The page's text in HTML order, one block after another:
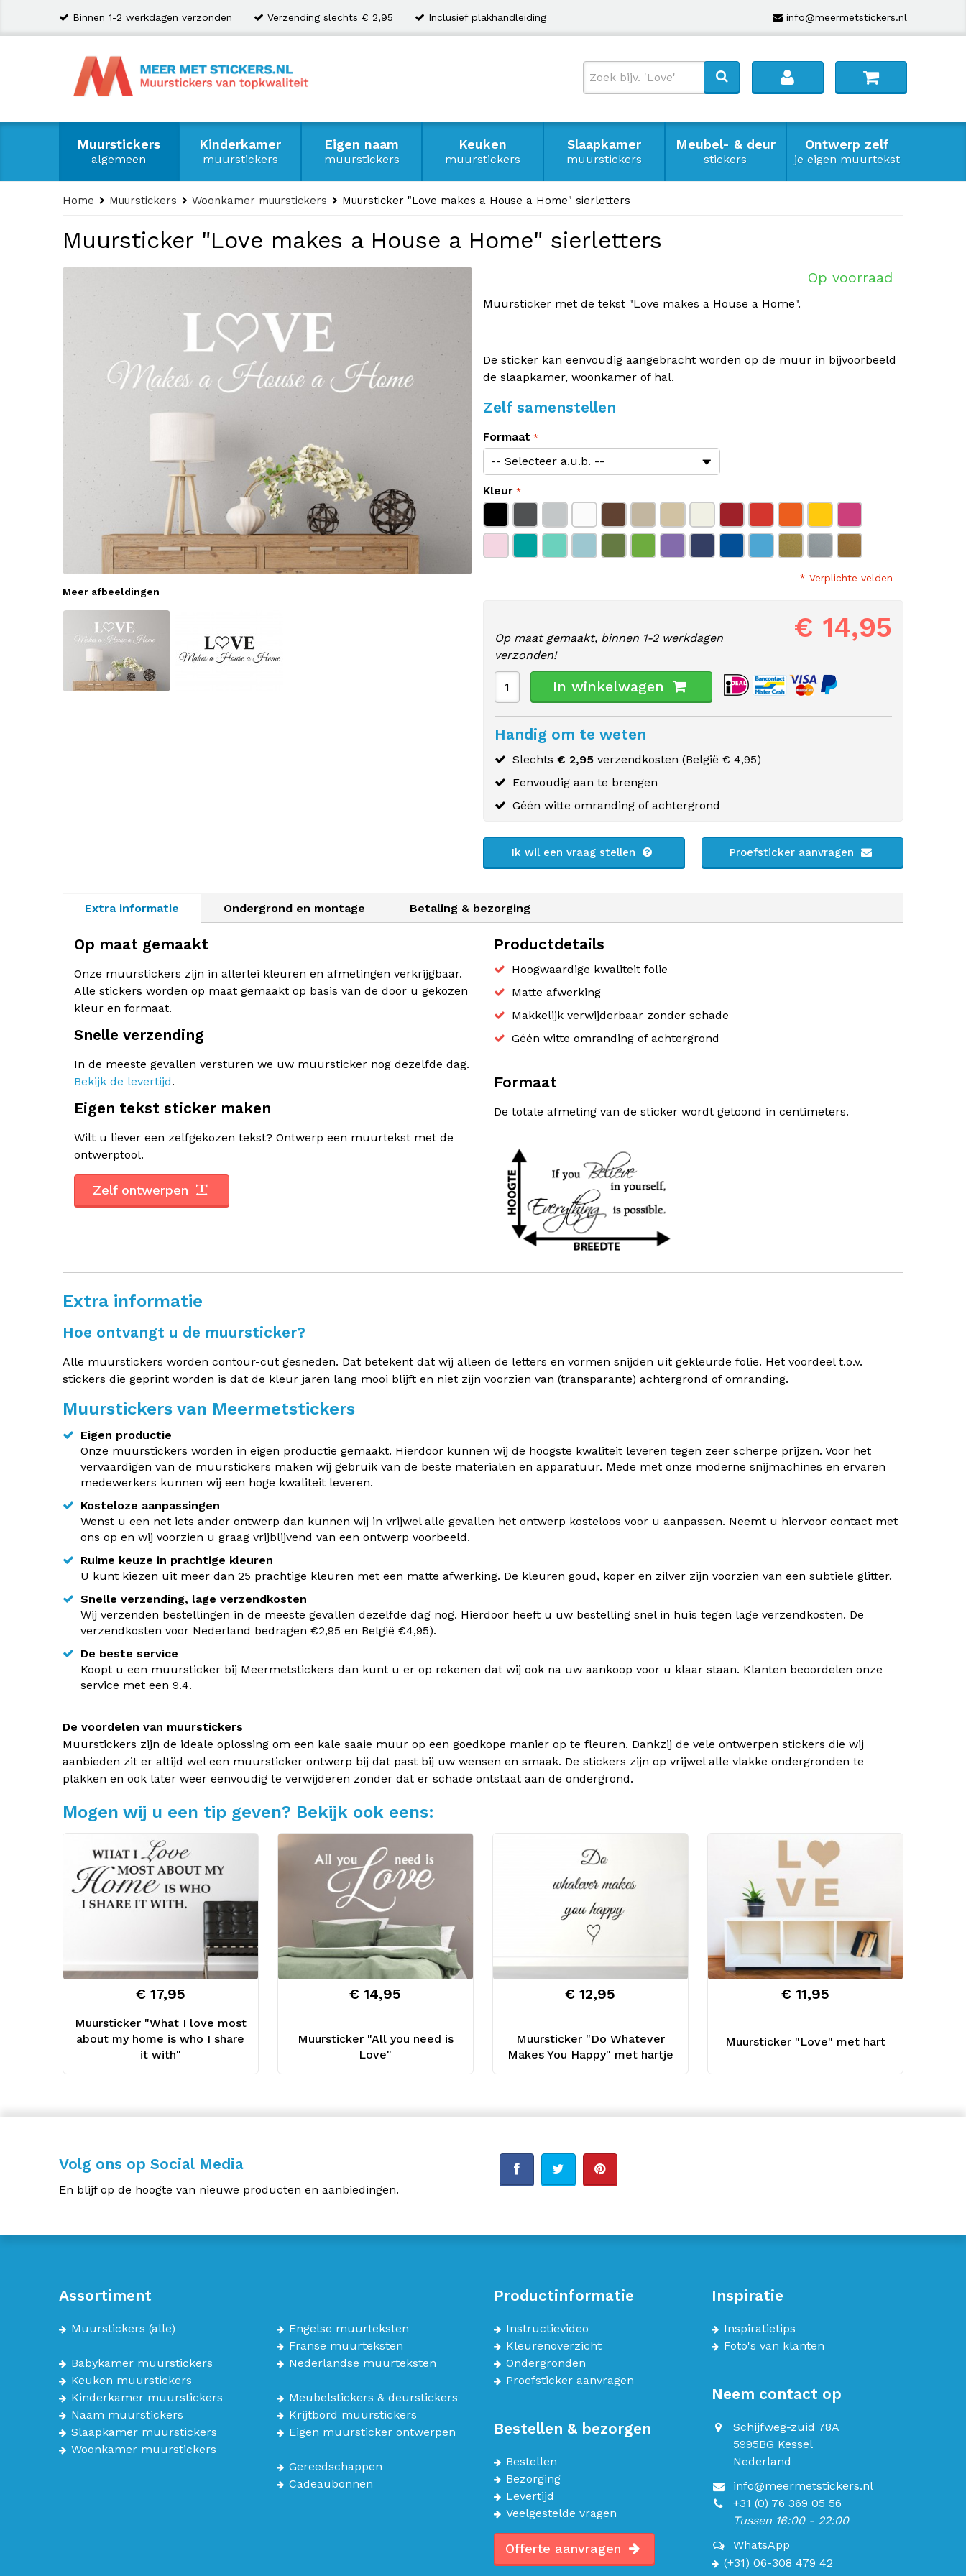
info@meermetstickers.nl
Binnen 1-2 werkdagen verzonden Verzending slechts € 2,95 Inclusief plakhandleiding
Muurstickers
algemeen
Kinderkamer
muurstickers
Eigen naam
muurstickers
Keuken
muurstickers
Slaapkamer
muurstickers
Meubel- & deur
stickers
Ontwerp zelf
je eigen muurtekst
Home Muurstickers Woonkamer muurstickers Muursticker "Love makes a House a Home" sierletters
Muursticker "Love makes a House a Home" sierletters
Meer afbeeldingen
Op voorraad
Muursticker met de tekst "Love makes a House a Home".
De sticker kan eenvoudig aangebracht worden op de muur in bijvoorbeeld
de slaapkamer, woonkamer of hal.
Zelf samenstellen
Formaat
Kleur
* Verplichte velden
€ 14,95
Op maat gemaakt, binnen 1-2 werkdagen
verzonden!
In winkelwagen
Handig om te weten
Slechts € 2,95 verzendkosten (België € 4,95)
Eenvoudig aan te brengen
Géén witte omranding of achtergrond
Ik wil een vraag stellen Proefsticker aanvragen
Extra informatie Ondergrond en montage Betaling & bezorging
Op maat gemaakt
Onze muurstickers zijn in allerlei kleuren en afmetingen verkrijgbaar.
Alle stickers worden op maat gemaakt op basis van de door u gekozen
kleur en formaat.
Snelle verzending
In de meeste gevallen versturen we uw muursticker nog dezelfde dag.
Bekijk de levertijd.
Eigen tekst sticker maken
Wilt u liever een zelfgekozen tekst? Ontwerp een muurtekst met de
ontwerptool.
Zelf ontwerpen
Productdetails
Hoogwaardige kwaliteit folie
Matte afwerking
Makkelijk verwijderbaar zonder schade
Géén witte omranding of achtergrond
Formaat
De totale afmeting van de sticker wordt getoond in centimeters.
Extra informatie
Hoe ontvangt u de muursticker?
Alle muurstickers worden contour-cut gesneden. Dat betekent dat wij alleen de letters en vormen snijden uit gekleurde folie. Het voordeel t.o.v.
stickers die geprint worden is dat de kleur jaren lang mooi blijft en niet zijn voorzien van (transparante) achtergrond of omranding.
Muurstickers van Meermetstickers
Eigen productie
Onze muurstickers worden in eigen productie gemaakt. Hierdoor kunnen wij de hoogste kwaliteit leveren tegen zeer scherpe prijzen. Voor het
vervaardigen van de muurstickers maken wij gebruik van de beste materialen en apparatuur. Mede met onze moderne snijmachines en ervaren
medewerkers kunnen wij een hoge kwaliteit leveren.
Kosteloze aanpassingen
Wenst u een net iets ander ontwerp dan kunnen wij in vrijwel alle gevallen het ontwerp kosteloos voor u aanpassen. Neemt u hiervoor contact met
ons op en wij voorzien u graag vrijblijvend van een ontwerp voorbeeld.
Ruime keuze in prachtige kleuren
U kunt kiezen uit meer dan 25 prachtige kleuren met een matte afwerking. De kleuren goud, koper en zilver zijn voorzien van een subtiele glitter.
Snelle verzending, lage verzendkosten
Wij verzenden bestellingen in de meeste gevallen dezelfde dag nog. Hierdoor heeft u uw bestelling snel in huis tegen lage verzendkosten. De
verzendkosten voor Nederland bedragen €2,95 en België €4,95).
De beste service
Koopt u een muursticker bij Meermetstickers dan kunt u er op rekenen dat wij ook na uw aankoop voor u klaar staan. Klanten beoordelen onze
service met een 9.4.
De voordelen van muurstickers
Muurstickers zijn de ideale oplossing om een kale saaie muur op een goedkope manier op te fleuren. Dankzij de vele ontwerpen stickers die wij
aanbieden zit er altijd wel een muursticker ontwerp bij dat past bij uw wensen en smaak. De stickers zijn op vrijwel alle vlakke ondergronden te
plakken en ook later weer eenvoudig te verwijderen zonder dat er schade ontstaat aan de ondergrond.
Mogen wij u een tip geven? Bekijk ook eens:
Muursticker "What I love most
about my home is who I share
it with"
€ 17,95
Muursticker "All you need is
Love"
€ 14,95
Muursticker "Do Whatever
Makes You Happy" met hartje
€ 12,95
Muursticker "Love" met hart
€ 11,95
Volg ons op Social Media
En blijf op de hoogte van nieuwe producten en aanbiedingen.
Assortiment
Muurstickers (alle)
Babykamer muurstickers
Keuken muurstickers
Kinderkamer muurstickers
Naam muurstickers
Slaapkamer muurstickers
Woonkamer muurstickers
Engelse muurteksten
Franse muurteksten
Nederlandse muurteksten
Meubelstickers & deurstickers
Krijtbord muurstickers
Eigen muursticker ontwerpen
Gereedschappen
Cadeaubonnen
Productinformatie
Instructievideo
Kleurenoverzicht
Ondergronden
Proefsticker aanvragen
Bestellen & bezorgen
Bestellen
Bezorging
Levertijd
Veelgestelde vragen
Offerte aanvragen
Inspiratie
Inspiratietips
Foto's van klanten
Neem contact op
Schijfweg-zuid 78A
5995BG Kessel
Nederland
info@meermetstickers.nl
+31 (0) 76 369 05 56
Tussen 16:00 - 22:00
WhatsApp
(+31) 06-308 479 42